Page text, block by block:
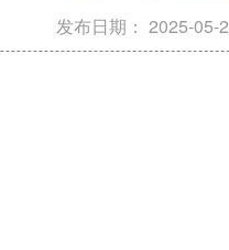
发布日期： 2025-05-